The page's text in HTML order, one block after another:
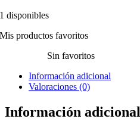
1 disponibles
Mis productos favoritos
Sin favoritos
Información adicional
Valoraciones (0)
Información adicional